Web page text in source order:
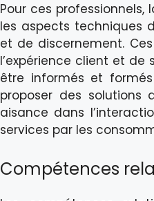
Pour ces professionnels,
les aspects techniques
et de discernement.
l’expérience client et de
être informés et
proposer des
aisance dans
services par les
Compétences